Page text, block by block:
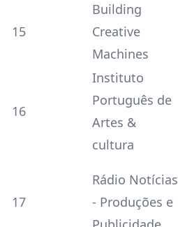
15
Building
Creative
Machines
16
Instituto
Português de
Artes &
cultura
17
Rádio Notícias
- Produções e